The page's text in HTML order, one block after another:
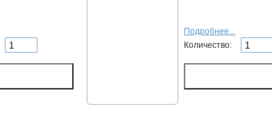
Подробнее...
Количество: